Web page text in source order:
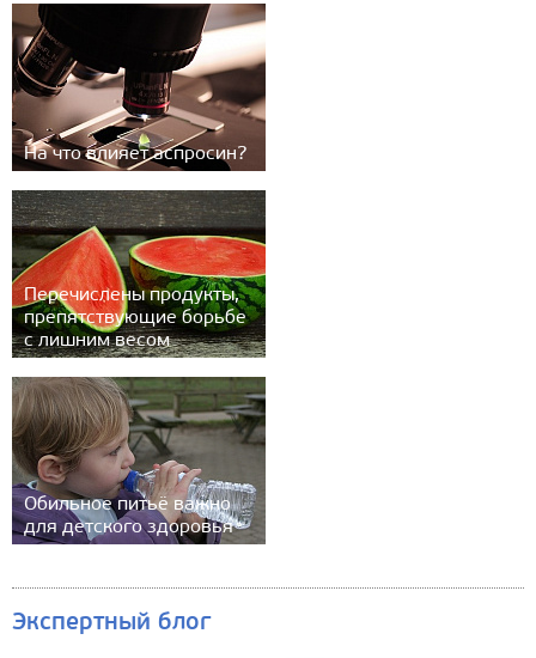
На что влияет аспросин?
Перечислены продукты,
препятствующие борьбе
с лишним весом
Обильное питьё важно
для детского здоровья
Экспертный блог